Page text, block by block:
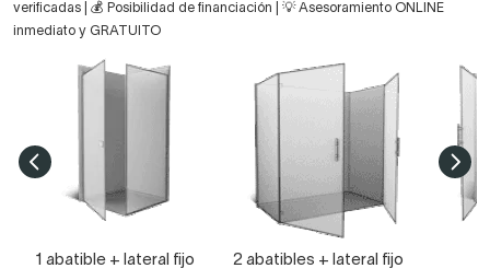
verificadas | 💰 Posibilidad de financiación | 💡 Asesoramiento ONLINE
inmediato y GRATUITO
1 abatible + lateral fijo 2 abatibles + lateral fijo